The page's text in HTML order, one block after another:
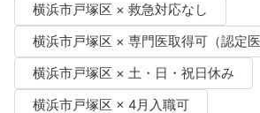
横浜市戸塚区 × 救急対応なし
横浜市戸塚区 × 専門医取得可（認定医
横浜市戸塚区 × 土・日・祝日休み
横浜市戸塚区 × 4月入職可